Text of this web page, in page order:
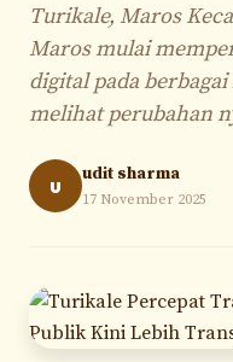
Turikale, Maros
Maros mulai
digital pada
melihat perubahan
u udit sharma
17 November 2025